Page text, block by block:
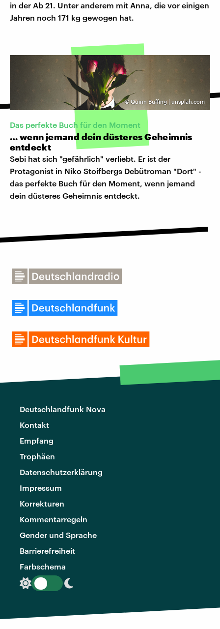
in der Ab 21. Unter anderem mit Anna, die vor einigen
Jahren noch 171 kg gewogen hat.
© Quinn Buffing | unsplah.com
Das perfekte Buch für den Moment
… wenn jemand dein düsteres Geheimnis
entdeckt
Sebi hat sich "gefährlich" verliebt. Er ist der
Protagonist in Niko Stoifbergs Debütroman "Dort" -
das perfekte Buch für den Moment, wenn jemand
dein düsteres Geheimnis entdeckt.
Deutschlandfunk Nova
Kontakt
Empfang
Trophäen
Datenschutzerklärung
Impressum
Korrekturen
Kommentarregeln
Gender und Sprache
Barrierefreiheit
Farbschema